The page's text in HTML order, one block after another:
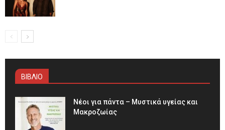
ΒΙΒΛΙΟ
Νέοι για πάντα – Μυστικά υγείας και
Μακροζωίας